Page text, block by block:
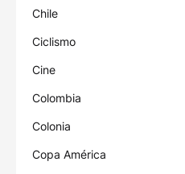
Chile
Ciclismo
Cine
Colombia
Colonia
Copa América